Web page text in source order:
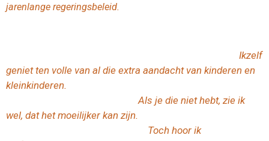
jarenlange regeringsbeleid.
Ikzelf
geniet ten volle van al die extra aandacht van kinderen en
kleinkinderen.
Als je die niet hebt, zie ik
wel, dat het moeilijker kan zijn.
Toch hoor ik